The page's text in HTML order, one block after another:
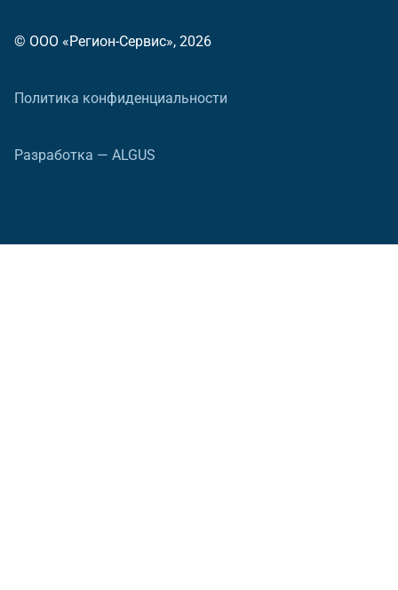
© ООО «Регион-Сервис», 2026
Политика конфиденциальности
Разработка — ALGUS